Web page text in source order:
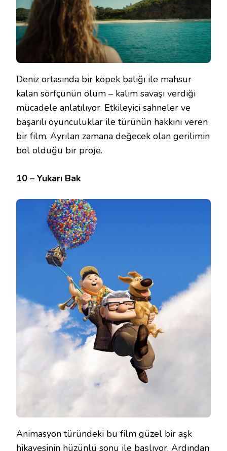
Deniz ortasında bir köpek balığı ile mahsur
kalan sörfçünün ölüm – kalım savaşı verdiği
mücadele anlatılıyor. Etkileyici sahneler ve
başarılı oyunculuklar ile türünün hakkını veren
bir film. Ayrılan zamana değecek olan gerilimin
bol olduğu bir proje.
10 – Yukarı Bak
Animasyon türündeki bu film güzel bir aşk
hikayesinin hüzünlü sonu ile başlıyor. Ardından